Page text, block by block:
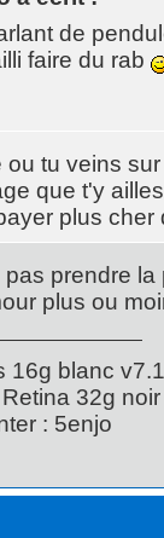
de
faire du rab
ou tu veins
que t'y
plus
pas prendre
plus ou
16g blanc
32g
: 5enjo